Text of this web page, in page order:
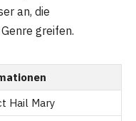
an, die
greifen.
Hail Mary